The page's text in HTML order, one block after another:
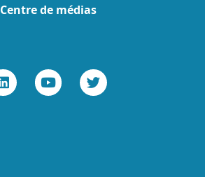
Centre de médias